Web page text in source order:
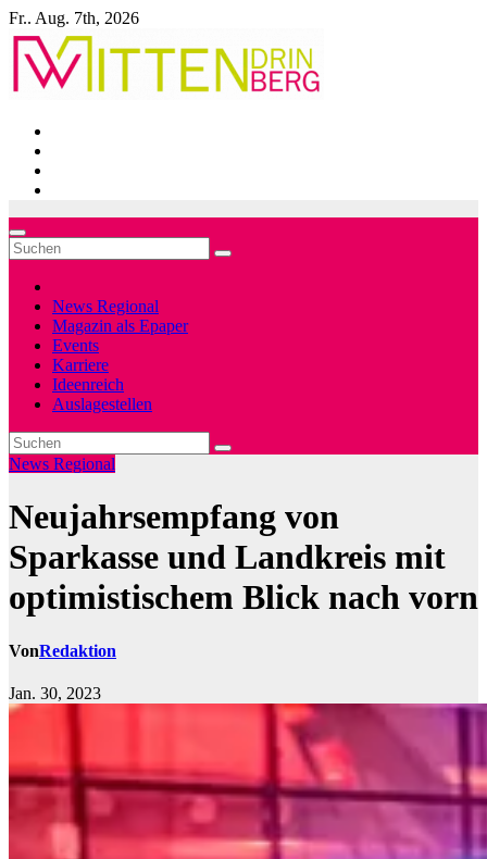
Zum
Inhalt
springen
Fr.. Aug. 7th, 2026
News Regional
Magazin als Epaper
Events
Karriere
Ideenreich
Auslagestellen
News Regional
Neujahrsempfang von
Sparkasse und Landkreis mit
optimistischem Blick nach vorn
VonRedaktion
Jan. 30, 2023